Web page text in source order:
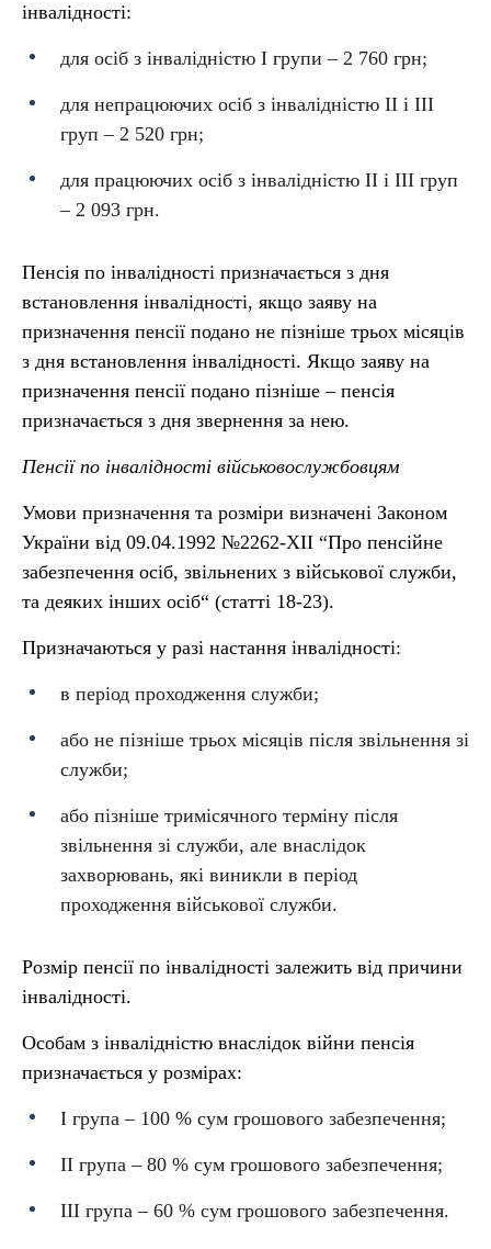
інвалідності:
для осіб з інвалідністю І групи – 2 760 грн;
для непрацюючих осіб з інвалідністю ІІ і ІІІ
груп – 2 520 грн;
для працюючих осіб з інвалідністю ІІ і ІІІ груп
– 2 093 грн.
Пенсія по інвалідності призначається з дня
встановлення інвалідності, якщо заяву на
призначення пенсії подано не пізніше трьох місяців
з дня встановлення інвалідності. Якщо заяву на
призначення пенсії подано пізніше – пенсія
призначається з дня звернення за нею.
Пенсії по інвалідності військовослужбовцям
Умови призначення та розміри визначені Законом
України від 09.04.1992 №2262-ХІI “Про пенсійне
забезпечення осіб, звільнених з військової служби,
та деяких інших осіб“ (статті 18-23).
Призначаються у разі настання інвалідності:
в період проходження служби;
або не пізніше трьох місяців після звільнення зі
служби;
або пізніше тримісячного терміну після
звільнення зі служби, але внаслідок
захворювань, які виникли в період
проходження військової служби.
Розмір пенсії по інвалідності залежить від причини
інвалідності.
Особам з інвалідністю внаслідок війни пенсія
призначається у розмірах:
I група – 100 % сум грошового забезпечення;
II група – 80 % сум грошового забезпечення;
III група – 60 % сум грошового забезпечення.